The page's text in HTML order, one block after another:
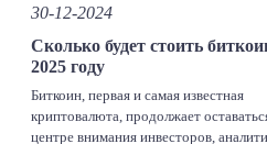
биткоин резерв США являются
держателем […]
Facebook
TwitterVK
Отправить
30-12-2024
Сколько будет стоить
2025 году
Биткоин, первая и самая известная
криптовалюта, продолжает
центре внимания инвесторов,